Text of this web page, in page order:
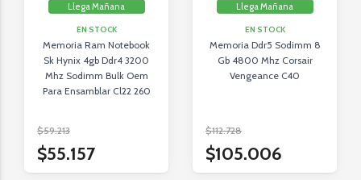
Llega Mañana
EN STOCK
Memoria Ram Notebook
Sk Hynix 4gb Ddr4 3200
Mhz Sodimm Bulk Oem
Para Ensamblar Cl22 260
$59.213
$55.157
Llega Mañana
EN STOCK
Memoria Ddr5 Sodimm 8
Gb 4800 Mhz Corsair
Vengeance C40
$112.728
$105.006